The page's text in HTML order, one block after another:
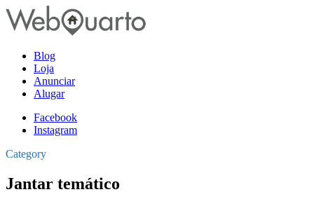
Blog
Loja
Anunciar
Alugar
Facebook
Instagram
Category
Jantar temático